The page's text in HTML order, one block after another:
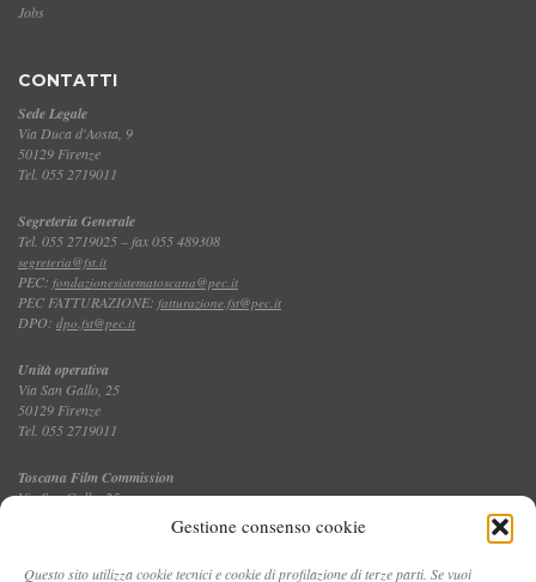
Gestione consenso cookie
Questo sito utilizza cookie tecnici e cookie di profilazione di terze parti. Se vuoi
Jobs
CONTATTI
Sede Legale
Via Duca d'Aosta, 9
50129 Firenze
Tel. 055 2719011
Segreteria Generale
Tel. 055 2719025 – fax 055 489308
segreteria@fst.it
PEC: fondazionesistematoscana@pec.it
PEC FATTURAZIONE: fatturazione.fst@pec.it
DPO: dpo.fst@pec.it
Unità operativa
Via San Gallo, 25
50129 Firenze
Tel. 055 2719011
Toscana Film Commission
Via San Gallo, 25
Tel. 055 2719035 – fax 055 2719027